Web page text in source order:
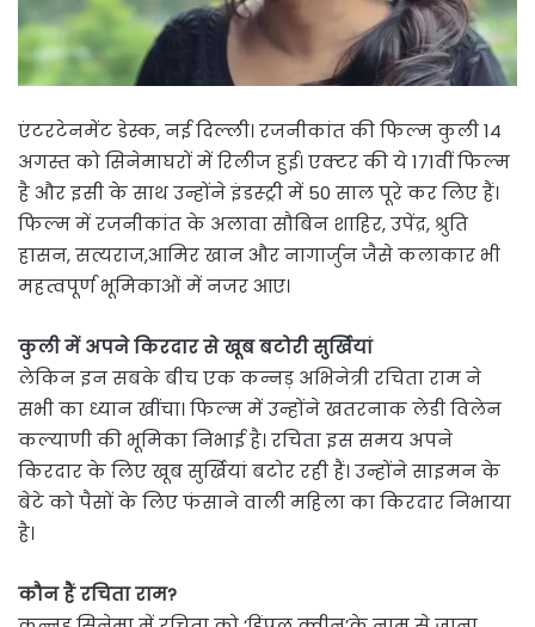
एंटरटेनमेंट डेस्क, नई दिल्ली। रजनीकांत की फिल्म कुली 14
अगस्त को सिनेमाघरों में रिलीज हुई। एक्टर की ये 171वीं फिल्म
है और इसी के साथ उन्होंने इंडस्ट्री में 50 साल पूरे कर लिए हैं।
फिल्म में रजनीकांत के अलावा सौबिन शाहिर, उपेंद्र, श्रुति
हासन, सत्यराज,आमिर खान और नागार्जुन जैसे कलाकार भी
महत्वपूर्ण भूमिकाओं में नजर आए।
कुली में अपने किरदार से खूब बटोरी सुर्खियां
लेकिन इन सबके बीच एक कन्नड़ अभिनेत्री रचिता राम ने
सभी का ध्यान खींचा। फिल्म में उन्होंने खतरनाक लेडी विलेन
कल्याणी की भूमिका निभाई है। रचिता इस समय अपने
किरदार के लिए खूब सुर्खियां बटोर रही हैं। उन्होंने साइमन के
बेटे को पैसों के लिए फंसाने वाली महिला का किरदार निभाया
है।
कौन हैं रचिता राम?